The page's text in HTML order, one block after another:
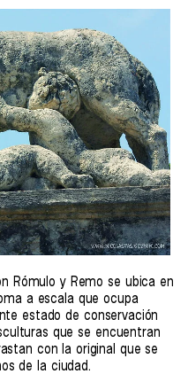
Rómulo y Remo se ubica en
a escala que ocupa
estado de conservación
que se encuentran
con la original que se
de la ciudad.